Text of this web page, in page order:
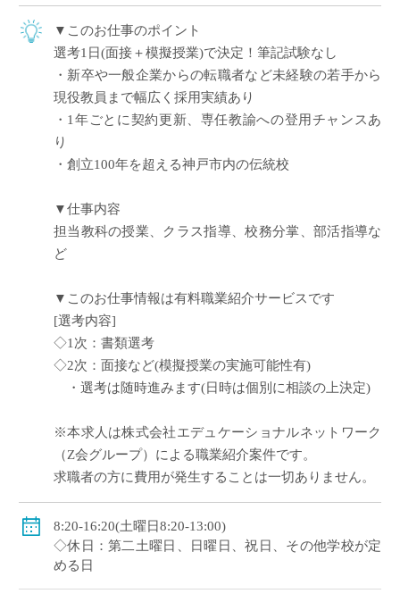
▼このお仕事のポイント
選考1日(面接＋模擬授業)で決定！筆記試験なし
・新卒や一般企業からの転職者など未経験の若手から
現役教員まで幅広く採用実績あり
・1年ごとに契約更新、専任教諭への登用チャンスあ
り
・創立100年を超える神戸市内の伝統校
▼仕事内容
担当教科の授業、クラス指導、校務分掌、部活指導な
ど
▼このお仕事情報は有料職業紹介サービスです
[選考内容]
◇1次：書類選考
◇2次：面接など(模擬授業の実施可能性有)
・選考は随時進みます(日時は個別に相談の上決定)
※本求人は株式会社エデュケーショナルネットワーク
（Z会グループ）による職業紹介案件です。
求職者の方に費用が発生することは一切ありません。
8:20-16:20(土曜日8:20-13:00)
◇休日：第二土曜日、日曜日、祝日、その他学校が定
める日